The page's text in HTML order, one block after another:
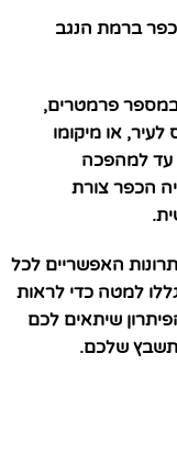
כפר ברמת הנגב
במספר פרמטרים,
או מיקומו
עד למהפכה
הכפר צורת
האפשריים לכל
למטה כדי לראות
שיתאים לכם
שלכם.